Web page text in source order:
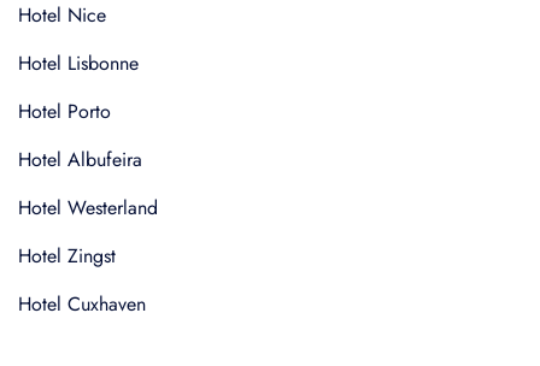
Hotel Nice
Hotel Lisbonne
Hotel Porto
Hotel Albufeira
Hotel Westerland
Hotel Zingst
Hotel Cuxhaven